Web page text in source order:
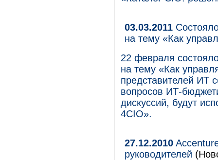
03.03.2011
на тему «Как
22 февраля
на тему «Как
представителей ИТ
вопросов ИТ-
дискуссий, будут
4CIO».
27.12.2010
руководителей